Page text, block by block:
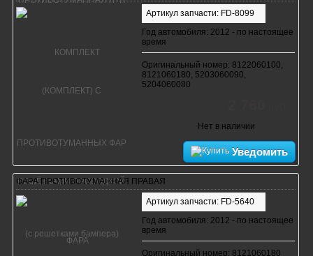
Артикул запчасти: FD-8099
Год автомобиля: 2012 - по настоящее
время
Оригинальный номер: 8122060100,
8121060180, 5203060090,
5204060080
Нет в наличии
Уведомить
ФАРА ПРОТИВОТУМАННАЯ ПРАВАЯ
Артикул запчасти: FD-5640
Год автомобиля: 2012 - по настоящее
время
Оригинальный номер: 8121060180